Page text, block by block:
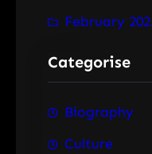
February
Categorise
Biography
Culture